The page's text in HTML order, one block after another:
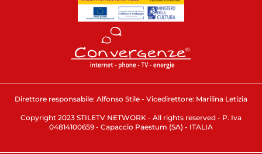
Direttore responsabile: Alfonso Stile - Vicedirettore: Marilina Letizia
Copyright 2023 STILETV NETWORK - All rights reserved - P. Iva
04814100659 - Capaccio Paestum (SA) - ITALIA